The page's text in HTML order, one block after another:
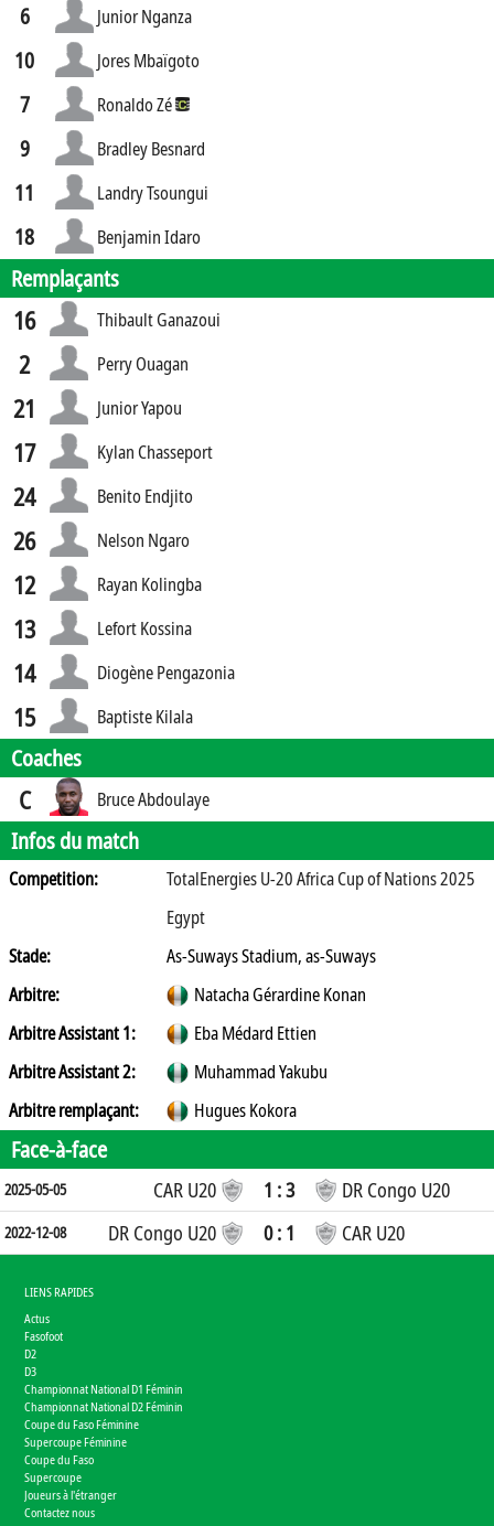
6 Junior Nganza
10 Jores Mbaïgoto
7 Ronaldo Zé
9 Bradley Besnard
11 Landry Tsoungui
18 Benjamin Idaro
Remplaçants
16 Thibault Ganazoui
2 Perry Ouagan
21 Junior Yapou
17 Kylan Chasseport
24 Benito Endjito
26 Nelson Ngaro
12 Rayan Kolingba
13 Lefort Kossina
14 Diogène Pengazonia
15 Baptiste Kilala
Coaches
C Bruce Abdoulaye
Infos du match
Competition:
TotalEnergies U-20 Africa Cup of Nations 2025
Egypt
Stade:
As-Suways Stadium, as-Suways
Arbitre:
Natacha Gérardine Konan
Arbitre Assistant 1:
Eba Médard Ettien
Arbitre Assistant 2:
Muhammad Yakubu
Arbitre remplaçant:
Hugues Kokora
Face-à-face
2025-05-05 CAR U20 1 : 3 DR Congo U20
2022-12-08 DR Congo U20 0 : 1 CAR U20
LIENS RAPIDES
Actus
Fasofoot
D2
D3
Championnat National D1 Féminin
Championnat National D2 Féminin
Coupe du Faso Féminine
Supercoupe Féminine
Coupe du Faso
Supercoupe
Joueurs à l'étranger
Contactez nous